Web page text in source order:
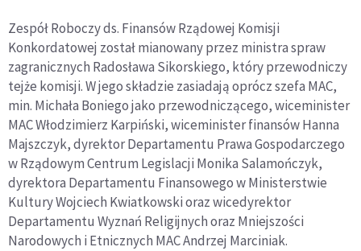
Zespół Roboczy ds. Finansów Rządowej Komisji
Konkordatowej został mianowany przez ministra spraw
zagranicznych Radosława Sikorskiego, który przewodniczy
tejże komisji. W jego składzie zasiadają oprócz szefa MAC,
min. Michała Boniego jako przewodniczącego, wiceminister
MAC Włodzimierz Karpiński, wiceminister finansów Hanna
Majszczyk, dyrektor Departamentu Prawa Gospodarczego
w Rządowym Centrum Legislacji Monika Salamończyk,
dyrektora Departamentu Finansowego w Ministerstwie
Kultury Wojciech Kwiatkowski oraz wicedyrektor
Departamentu Wyznań Religijnych oraz Mniejszości
Narodowych i Etnicznych MAC Andrzej Marciniak.